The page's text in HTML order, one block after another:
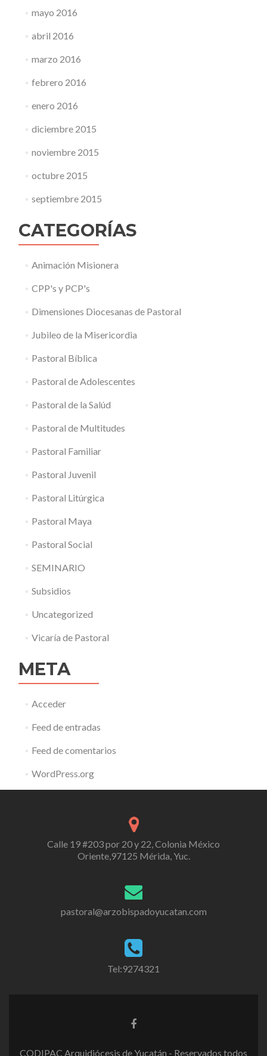
mayo 2016
abril 2016
marzo 2016
febrero 2016
enero 2016
diciembre 2015
noviembre 2015
octubre 2015
septiembre 2015
CATEGORÍAS
Animación Misionera
CPP's y PCP's
Dimensiones Diocesanas de Pastoral
Jubileo de la Misericordia
Pastoral Bíblica
Pastoral de Adolescentes
Pastoral de la Salúd
Pastoral de Multitudes
Pastoral Familiar
Pastoral Juvenil
Pastoral Litúrgica
Pastoral Maya
Pastoral Social
SEMINARIO
Subsidios
Uncategorized
Vicaría de Pastoral
META
Acceder
Feed de entradas
Feed de comentarios
WordPress.org
Calle 19 #203 por 20 y 22, Colonia México
Oriente,97125 Mérida, Yuc.
pastoral@arzobispadoyucatan.com
Tel:9274321
CODIPAC Arquidiócesis de Yucatán - Reservados todos